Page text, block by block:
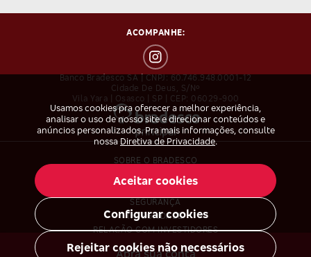
Abra sua conta
Usamos cookies pra oferecer a melhor experiência,
analisar o uso de nosso site e direcionar conteúdos e
anúncios personalizados. Pra mais informações, consulte
nossa Diretiva de Privacidade.
Rejeitar cookies não necessários
Configurar cookies
Aceitar cookies
ACOMPANHE:
Banco Bradesco SA | CNPJ: 60.746.948.0001-12
Cidade De Deus, S/nº
Vila Yara | Osasco | SP | CEP: 06029-900
SOBRE O BRADESCO
BRADESCO IMPRENSA
TRABALHE CONOSCO
SEGURANÇA
INTEGRIDADE
RELAÇÃO COM INVESTIDORES
SUSTENTABILIDADE